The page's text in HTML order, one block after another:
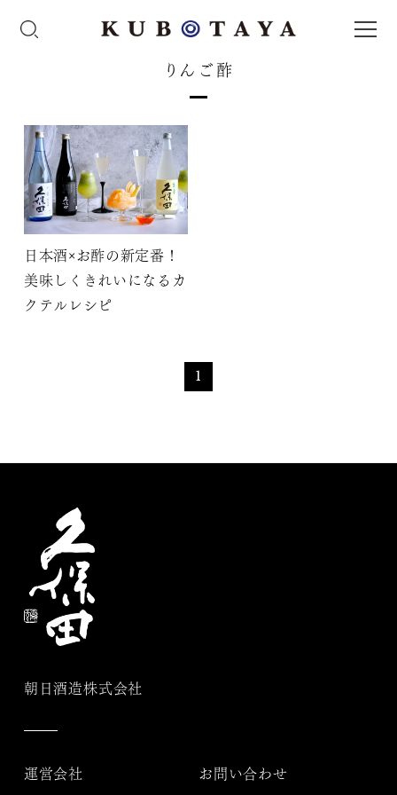
りんご酢
日本酒×お酢の新定番！
美味しくきれいになるカ
クテルレシピ
1
朝日酒造株式会社
運営会社 お問い合わせ